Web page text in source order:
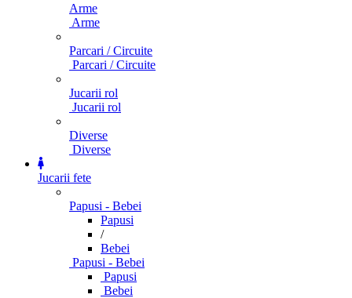
Arme
Arme
Parcari / Circuite
Parcari / Circuite
Jucarii rol
Jucarii rol
Diverse
Diverse
Jucarii fete
Papusi - Bebei
Papusi
/
Bebei
Papusi - Bebei
Papusi
Bebei